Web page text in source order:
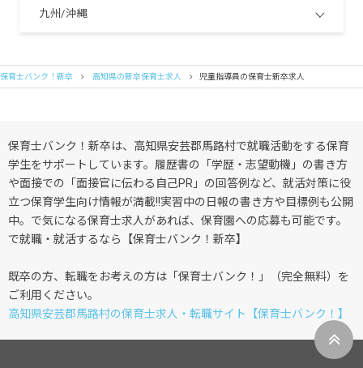
九州/沖縄
保育士バンク！新卒 高知県の新卒保育士求人 児童指導員の保育士新卒求人
保育士バンク！新卒は、高知県安芸郡馬路村で就職活動をする保育
学生をサポートしています。履歴書の「学歴・志望動機」の書き方
や面接での「面接官に伝わる自己PR」の回答例など、就活対策に役
立つ保育学生向け情報が満載!!実習中の日報の書き方や目標例も公開
中。で気になる保育士求人があれば、保育園への応募も可能です。
で就職・就活するなら【保育士バンク！新卒】
既卒の方、転職をお考えの方は「保育士バンク！」（完全無料）を
ご利用ください。
高知県安芸郡馬路村の保育士求人・転職サイト【保育士バンク！】